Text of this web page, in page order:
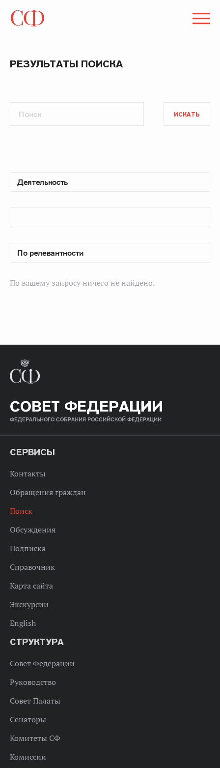
РЕЗУЛЬТАТЫ ПОИСКА
ИСКАТЬ
По вашему запросу ничего не найдено.
СОВЕТ ФЕДЕРАЦИИ
ФЕДЕРАЛЬНОГО СОБРАНИЯ РОССИЙСКОЙ ФЕДЕРАЦИИ
СЕРВИСЫ
Контакты
Обращения граждан
Поиск
Обсуждения
Подписка
Справочник
Карта сайта
Экскурсии
English
СТРУКТУРА
Совет Федерации
Руководство
Совет Палаты
Сенаторы
Комитеты СФ
Комиссии